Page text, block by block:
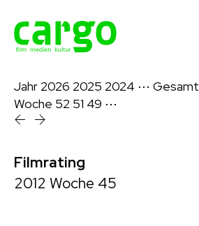
Jahr 2026 2025 2024 ⋯ Gesamt
Woche 52 51 49 ⋯
Filmrating
2012 Woche 45